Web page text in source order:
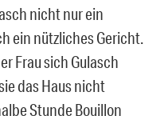
nicht nur ein
ein nützliches Gericht.
Frau sich Gulasch
das Haus nicht
Stunde Bouillon